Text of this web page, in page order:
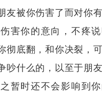
友被你伤害了而对你有
害你的意向，不疼
彻底翻，和你决裂，
吵什么的，以至于朋
暂时还不会影响到